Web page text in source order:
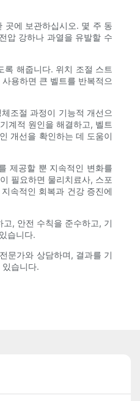
곳에 보관하십시오. 몇 주 동
압 강하나 과열을 유발할 수
해줍니다. 위치 조절 스트
용하면 큰 벨트를 반복적으
조절 과정이 기능적 개선으
계적 원인을 해결하고, 벨트
개선을 확인하는 데 도움이
제공할 뿐 지속적인 변화를
필요하면 물리치료사, 스포
속적인 회복과 건강 증진에
, 안전 수칙을 준수하고, 기
습니다.
문가와 상담하며, 결과를 기
습니다.